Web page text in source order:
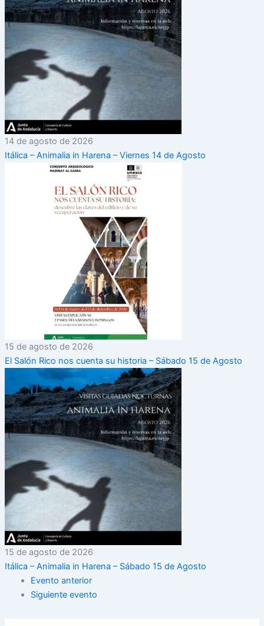
14 de agosto de 2026
Itálica – Animalia in Harena – Viernes 14 de Agosto
15 de agosto de 2026
El Salón Rico nos cuenta su historia – Sábado 15 de Agosto
15 de agosto de 2026
Itálica – Animalia in Harena – Sábado 15 de Agosto
Evento anterior
Siguiente evento